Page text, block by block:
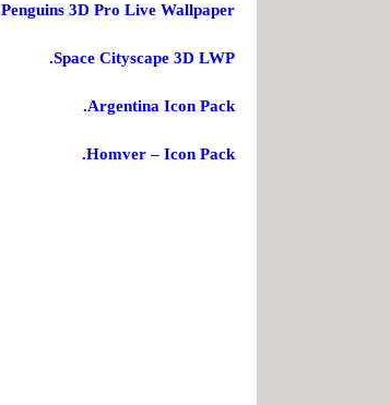
Penguins 3D Pro Live Wallpaper.
Space Cityscape 3D LWP.
Argentina Icon Pack.
Homver – Icon Pack.